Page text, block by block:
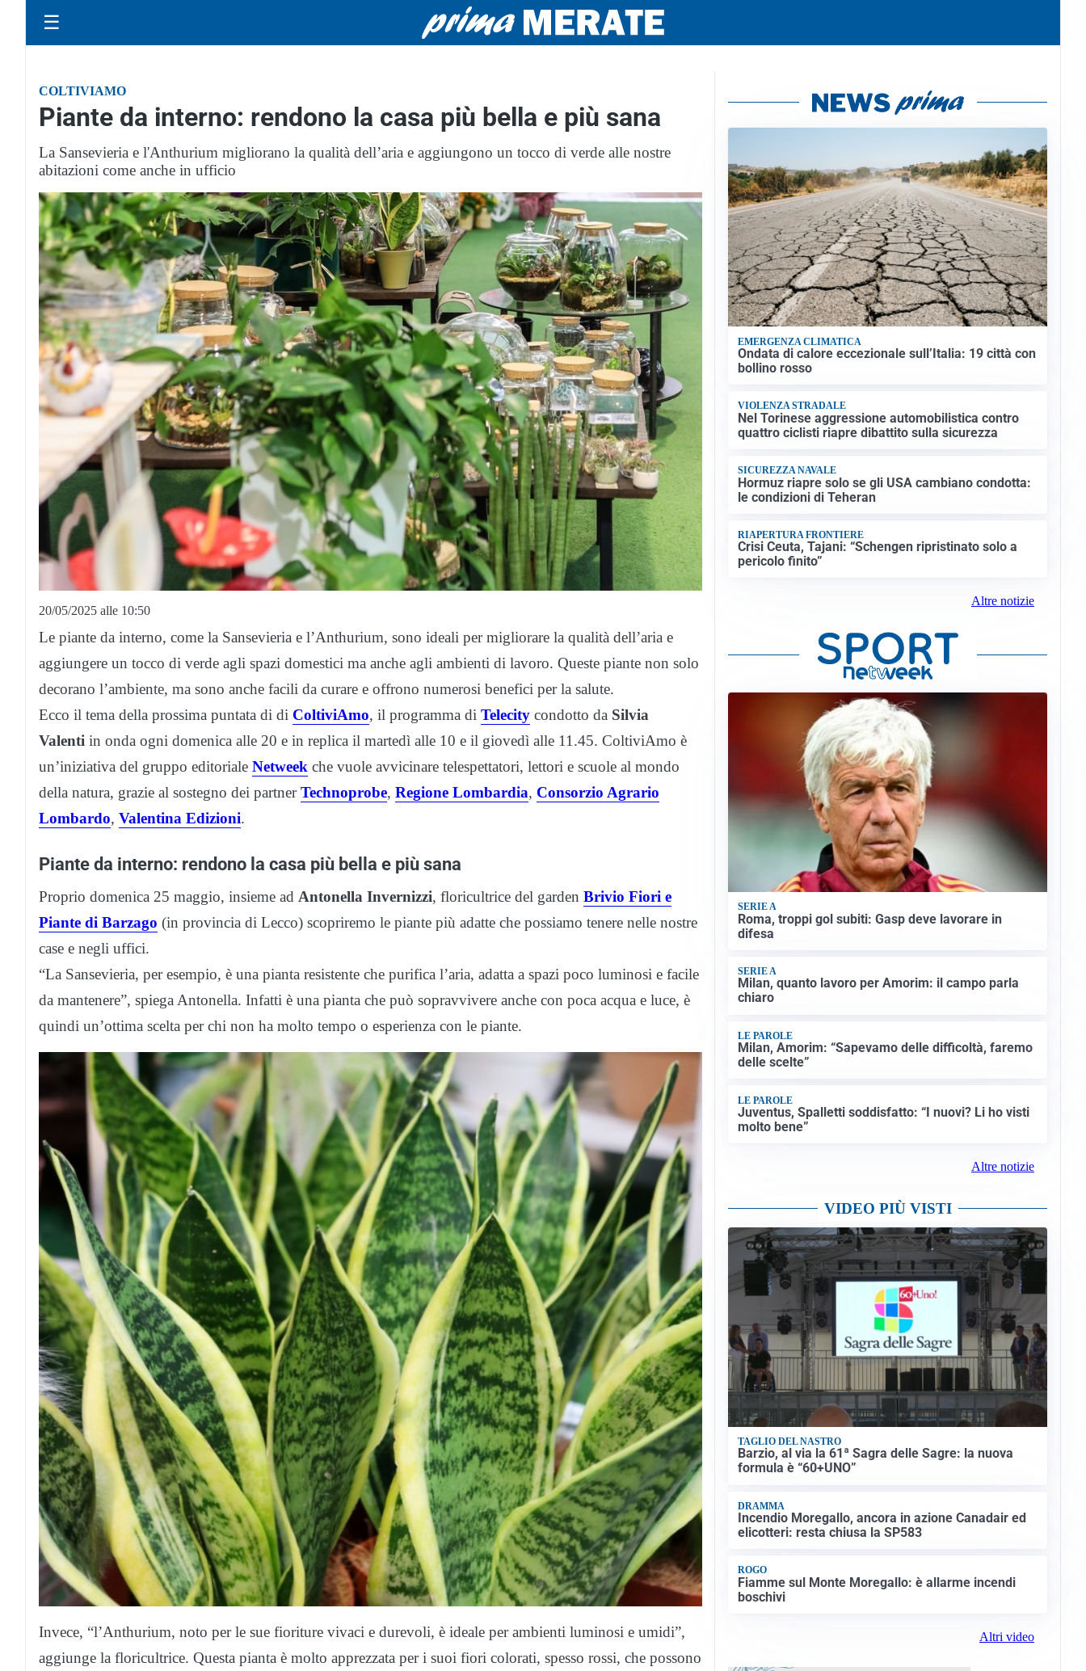
☰
COLTIVIAMO
Piante da interno: rendono la casa più bella e più sana
La Sansevieria e l'Anthurium migliorano la qualità dell’aria e aggiungono un tocco di verde alle nostre
abitazioni come anche in ufficio
20/05/2025 alle 10:50
Le piante da interno, come la Sansevieria e l’Anthurium, sono ideali per migliorare la qualità dell’aria e
aggiungere un tocco di verde agli spazi domestici ma anche agli ambienti di lavoro. Queste piante non solo
decorano l’ambiente, ma sono anche facili da curare e offrono numerosi benefici per la salute.
Ecco il tema della prossima puntata di di ColtiviAmo, il programma di Telecity condotto da Silvia
Valenti in onda ogni domenica alle 20 e in replica il martedì alle 10 e il giovedì alle 11.45. ColtiviAmo è
un’iniziativa del gruppo editoriale Netweek che vuole avvicinare telespettatori, lettori e scuole al mondo
della natura, grazie al sostegno dei partnerTechnoprobe, Regione Lombardia, Consorzio Agrario
Lombardo, Valentina Edizioni.
Piante da interno: rendono la casa più bella e più sana
Proprio domenica 25 maggio, insieme ad Antonella Invernizzi, floricultrice del garden Brivio Fiori e
Piante di Barzago (in provincia di Lecco) scopriremo le piante più adatte che possiamo tenere nelle nostre
case e negli uffici.
“La Sansevieria, per esempio, è una pianta resistente che purifica l’aria, adatta a spazi poco luminosi e facile
da mantenere”, spiega Antonella. Infatti è una pianta che può sopravvivere anche con poca acqua e luce, è
quindi un’ottima scelta per chi non ha molto tempo o esperienza con le piante.
Invece, “l’Anthurium, noto per le sue fioriture vivaci e durevoli, è ideale per ambienti luminosi e umidi”,
aggiunge la floricultrice. Questa pianta è molto apprezzata per i suoi fiori colorati, spesso rossi, che possono
EMERGENZA CLIMATICA
Ondata di calore eccezionale sull’Italia: 19 città con
bollino rosso
VIOLENZA STRADALE
Nel Torinese aggressione automobilistica contro
quattro ciclisti riapre dibattito sulla sicurezza
SICUREZZA NAVALE
Hormuz riapre solo se gli USA cambiano condotta:
le condizioni di Teheran
RIAPERTURA FRONTIERE
Crisi Ceuta, Tajani: “Schengen ripristinato solo a
pericolo finito”
Altre notizie
SERIE A
Roma, troppi gol subiti: Gasp deve lavorare in
difesa
SERIE A
Milan, quanto lavoro per Amorim: il campo parla
chiaro
LE PAROLE
Milan, Amorim: “Sapevamo delle difficoltà, faremo
delle scelte”
LE PAROLE
Juventus, Spalletti soddisfatto: “I nuovi? Li ho visti
molto bene”
Altre notizie
VIDEO PIÙ VISTI
TAGLIO DEL NASTRO
Barzio, al via la 61ª Sagra delle Sagre: la nuova
formula è “60+UNO”
DRAMMA
Incendio Moregallo, ancora in azione Canadair ed
elicotteri: resta chiusa la SP583
ROGO
Fiamme sul Monte Moregallo: è allarme incendi
boschivi
Altri video